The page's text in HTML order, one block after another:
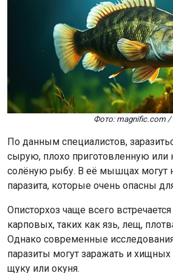
Фото: magnific.com
По данным специалистов,
сырую, плохо приготовленную или
солёную рыбу. В её мышцах могут
паразита, которые очень опасны
Описторхоз чаще всего
карповых, таких как язь, лещ,
Однако современные
паразиты могут заражать и
щуку или окуня.